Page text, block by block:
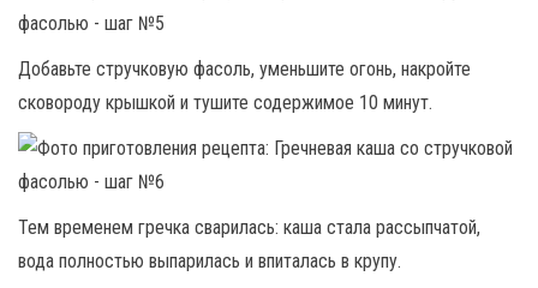
Добавьте стручковую фасоль, уменьшите огонь, накройте
сковороду крышкой и тушите содержимое 10 минут.
Тем временем гречка сварилась: каша стала рассыпчатой,
вода полностью выпарилась и впиталась в крупу.